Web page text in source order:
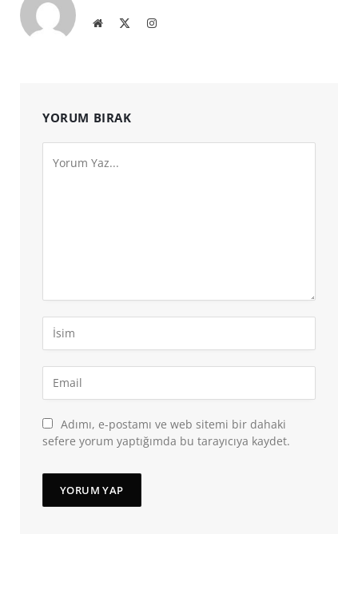
Website Instagram
YORUM BIRAK
Adımı, e-postamı ve web sitemi bir dahaki
sefere yorum yaptığımda bu tarayıcıya kaydet.